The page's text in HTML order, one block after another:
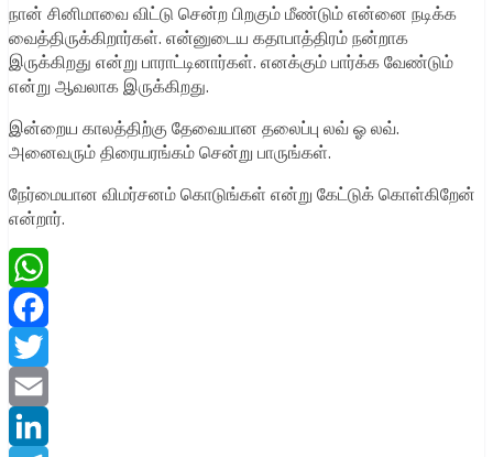
நான் சினிமாவை விட்டு சென்ற பிறகும் மீண்டும் என்னை நடிக்க
வைத்திருக்கிறார்கள். என்னுடைய கதாபாத்திரம் நன்றாக
இருக்கிறது என்று பாராட்டினார்கள். எனக்கும் பார்க்க வேண்டும்
என்று ஆவலாக இருக்கிறது.
இன்றைய காலத்திற்கு தேவையான தலைப்பு லவ் ஓ லவ்.
அனைவரும் திரையரங்கம் சென்று பாருங்கள்.
நேர்மையான விமர்சனம் கொடுங்கள் என்று கேட்டுக் கொள்கிறேன்
என்றார்.
WhatsApp
Facebook
Twitter
Email